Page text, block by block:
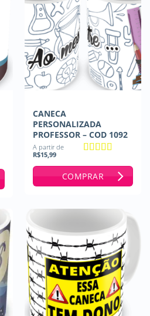
CANECA
PERSONALIZADA
PROFESSOR – COD 1092
A partir de
R$15,99
COMPRAR